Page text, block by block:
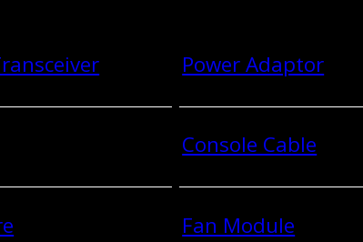
Power Adaptor
Console Cable
Fan Module